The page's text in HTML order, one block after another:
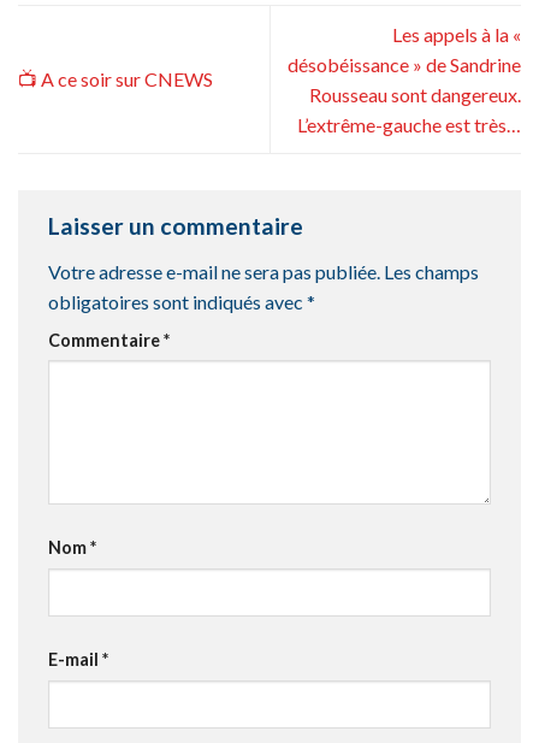
📺 A ce soir sur CNEWS
Les appels à la «
désobéissance » de Sandrine
Rousseau sont dangereux.
L’extrême-gauche est très…
Laisser un commentaire
Votre adresse e-mail ne sera pas publiée. Les champs
obligatoires sont indiqués avec *
Commentaire*
Nom*
E-mail *